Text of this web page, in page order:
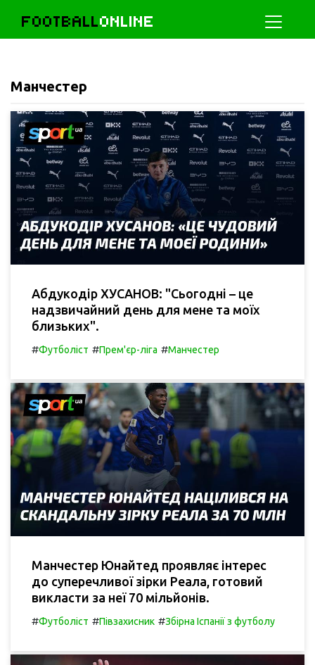
FOOTBALLONLINE
Манчестер
Абдукодір ХУСАНОВ: "Сьогодні – це
надзвичайний день для мене та моїх
близьких".
#Футболіст #Прем'єр-ліга #Манчестер
Манчестер Юнайтед проявляє інтерес
до суперечливої зірки Реала, готовий
викласти за неї 70 мільйонів.
#Футболіст #Півзахисник #Збірна Іспанії з футболу